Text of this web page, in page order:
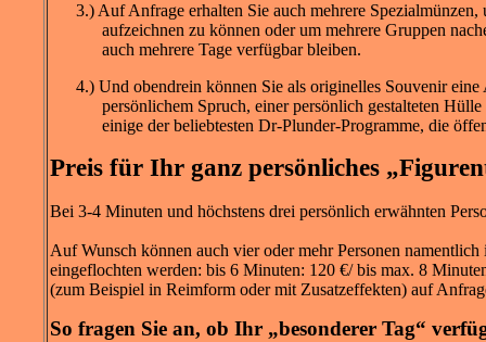
3.) Auf Anfrage erhalten Sie auch mehrere Spezialmünzen,
aufzeichnen zu können oder um mehrere Gruppen
auch mehrere Tage verfügbar bleiben.
4.) Und obendrein können Sie als originelles Souvenir
persönlichem Spruch, einer persönlich gestalteten
einige der beliebtesten Dr-Plunder-Programme, die
Preis für Ihr ganz persönliches
Bei 3-4 Minuten und höchstens drei persönlich erwähnten
Auf Wunsch können auch vier oder mehr Personen
eingeflochten werden: bis 6 Minuten: 120 €/ bis max. 8
(zum Beispiel in Reimform oder mit Zusatzeffekten) auf
So fragen Sie an, ob Ihr „besonderer Tag“